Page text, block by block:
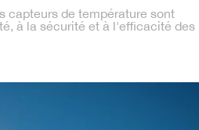
capteurs de température sont
à la sécurité et à l'efficacité des